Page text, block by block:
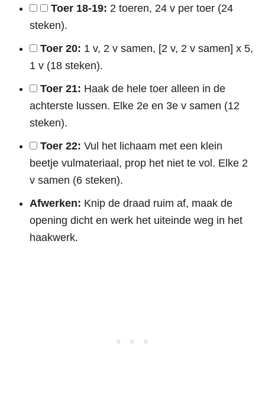
Toer 18-19: 2 toeren, 24 v per toer (24
steken).
Toer 20: 1 v, 2 v samen, [2 v, 2 v samen] x 5,
1 v (18 steken).
Toer 21: Haak de hele toer alleen in de
achterste lussen. Elke 2e en 3e v samen (12
steken).
Toer 22: Vul het lichaam met een klein
beetje vulmateriaal, prop het niet te vol. Elke 2
v samen (6 steken).
Afwerken: Knip de draad ruim af, maak de
opening dicht en werk het uiteinde weg in het
haakwerk.